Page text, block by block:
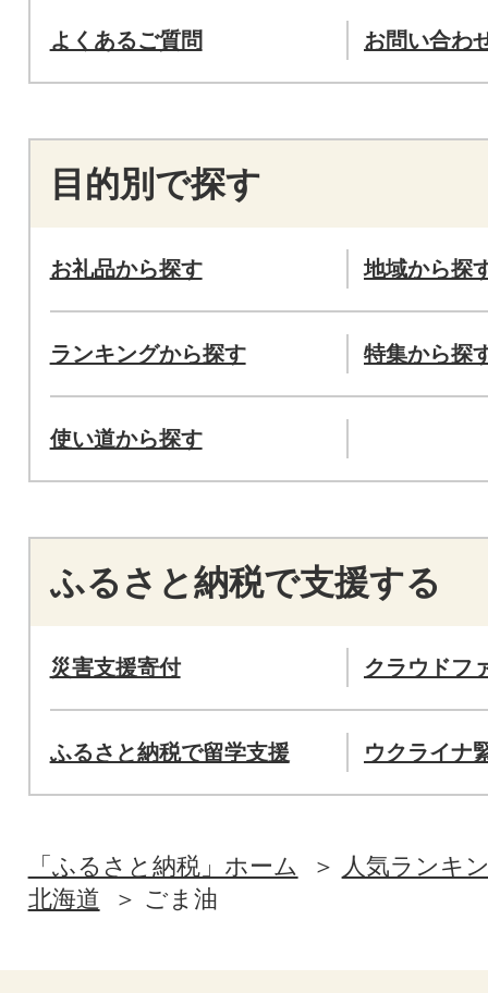
よくあるご質問 お問い合わ
目的別で探す
お礼品から探す 地域から探
ランキングから探す 特集から探
使い道から探す
ふるさと納税で支援する
災害支援寄付 クラウドフ
ふるさと納税で留学支援 ウクライナ
「ふるさと納税」ホーム
人気ランキ
北海道
ごま油